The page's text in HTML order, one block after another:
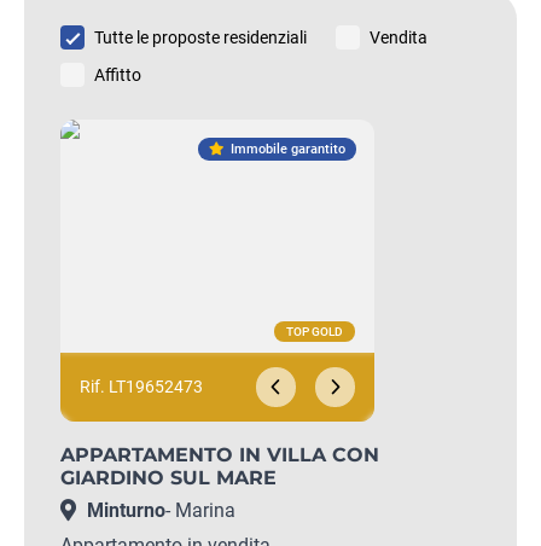
Tutte le proposte residenziali
Vendita
Affitto
Immobile garantito
Rif. LT19652473
APPARTAMENTO IN VILLA CON
GIARDINO SUL MARE
Minturno- Marina